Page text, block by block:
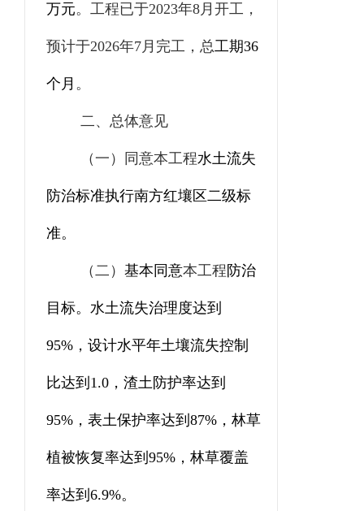
万元。工程已于2023年8月开工，
预计于2026年7月完工， 总工期36
个月 。
二、总体意见
（一） 同意本工程水土流失
防治标准执行南方红壤区二级标
准。
（二）基本同意本工程 防治
目标。水土流失治理度达到
95% ，设计水平年土壤流失控制
比达到 1.0 ，渣土防护率达到
95% ，表土保护率达到 87% ，林草
植被恢复率达到 95% ，林草覆盖
率达到 6.9%。